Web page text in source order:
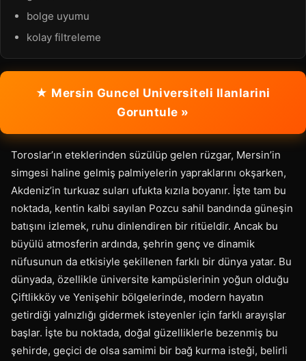
bolge uyumu
kolay filtreleme
★ Mersin Guncel Universiteli Ilanlarini
Goruntule »
Toroslar’ın eteklerinden süzülüp gelen rüzgar, Mersin’in
simgesi haline gelmiş palmiyelerin yapraklarını okşarken,
Akdeniz’in turkuaz suları ufukta kızıla boyanır. İşte tam bu
noktada, kentin kalbi sayılan Pozcu sahil bandında güneşin
batışını izlemek, ruhu dinlendiren bir ritüeldir. Ancak bu
büyülü atmosferin ardında, şehrin genç ve dinamik
nüfusunun da etkisiyle şekillenen farklı bir dünya yatar. Bu
dünyada, özellikle üniversite kampüslerinin yoğun olduğu
Çiftlikköy ve Yenişehir bölgelerinde, modern hayatın
getirdiği yalnızlığı gidermek isteyenler için farklı arayışlar
başlar. İşte bu noktada, doğal güzelliklerle bezenmiş bu
şehirde, geçici de olsa samimi bir bağ kurma isteği, belirli